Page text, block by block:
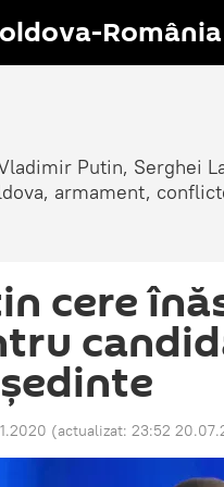
România
Putin, Serghei
armament,
cere
(actualizat: 23:52